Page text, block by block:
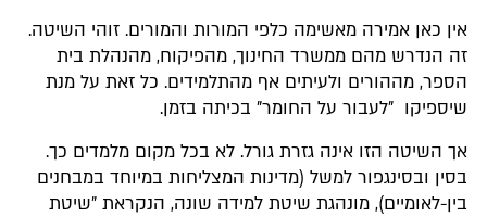
אין כאן אמירה מאשימה כלפי המורות והמורים. זוהי השיטה.
זה הנדרש מהם ממשרד החינוך, מהפיקוח, מהנהלת בית
הספר, מההורים ולעיתים אף מהתלמידים. כל זאת על מנת
שיספיקו "לעבור על החומר" בכיתה בזמן.
אך השיטה הזו אינה גזרת גורל. לא בכל מקום מלמדים כך.
בסין ובסינגפור למשל (מדינות המצליחות במיוחד במבחנים
בין-לאומיים), מונהגת שיטת למידה שונה, הנקראת "שיטת